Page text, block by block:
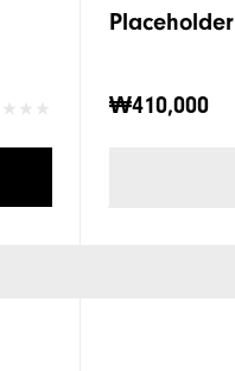
Placeholder
₩410,000